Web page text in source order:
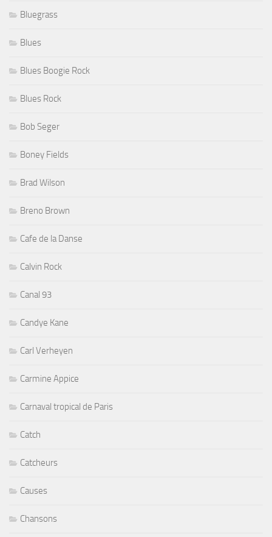
Bluegrass
Blues
Blues Boogie Rock
Blues Rock
Bob Seger
Boney Fields
Brad Wilson
Breno Brown
Cafe de la Danse
Calvin Rock
Canal 93
Candye Kane
Carl Verheyen
Carmine Appice
Carnaval tropical de Paris
Catch
Catcheurs
Causes
Chansons